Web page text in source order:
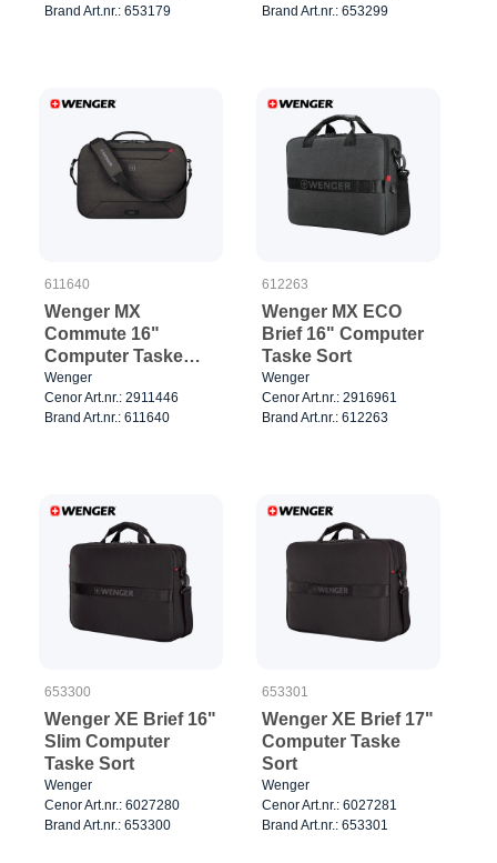
Brand Art.nr.: 653179
Brand Art.nr.: 653299
611640
Wenger MX
Commute 16"
Computer Taske
Grå
Wenger
Cenor Art.nr.: 2911446
Brand Art.nr.: 611640
612263
Wenger MX ECO
Brief 16" Computer
Taske Sort
Wenger
Cenor Art.nr.: 2916961
Brand Art.nr.: 612263
653300
Wenger XE Brief 16"
Slim Computer
Taske Sort
Wenger
Cenor Art.nr.: 6027280
Brand Art.nr.: 653300
653301
Wenger XE Brief 17"
Computer Taske
Sort
Wenger
Cenor Art.nr.: 6027281
Brand Art.nr.: 653301